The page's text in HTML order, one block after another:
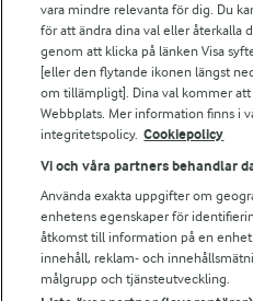
Bildbank
Följ oss
vara mindre relevanta för dig. Du
för att ändra dina val eller återkalla
genom att klicka på länken Visa
[eller den flytande ikonen längst
om tillämpligt]. Dina val kommer
Webbplats. Mer information finns i
integritetspolicy. Cookiepolicy
Vi och våra partners behandlar
Använda exakta uppgifter om
enhetens egenskaper för
åtkomst till information på en
innehåll, reklam- och
målgrupp och tjänsteutveckling.